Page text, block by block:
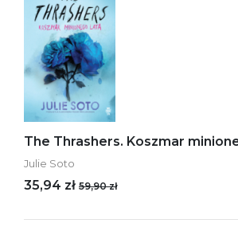
The Thrashers. Koszmar
Julie Soto
35,94 zł 59,90 zł